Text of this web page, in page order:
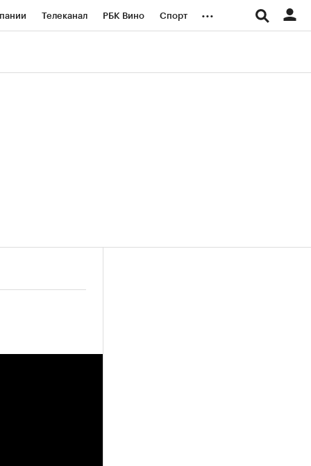
Телеканал РБК Вино Спорт ...